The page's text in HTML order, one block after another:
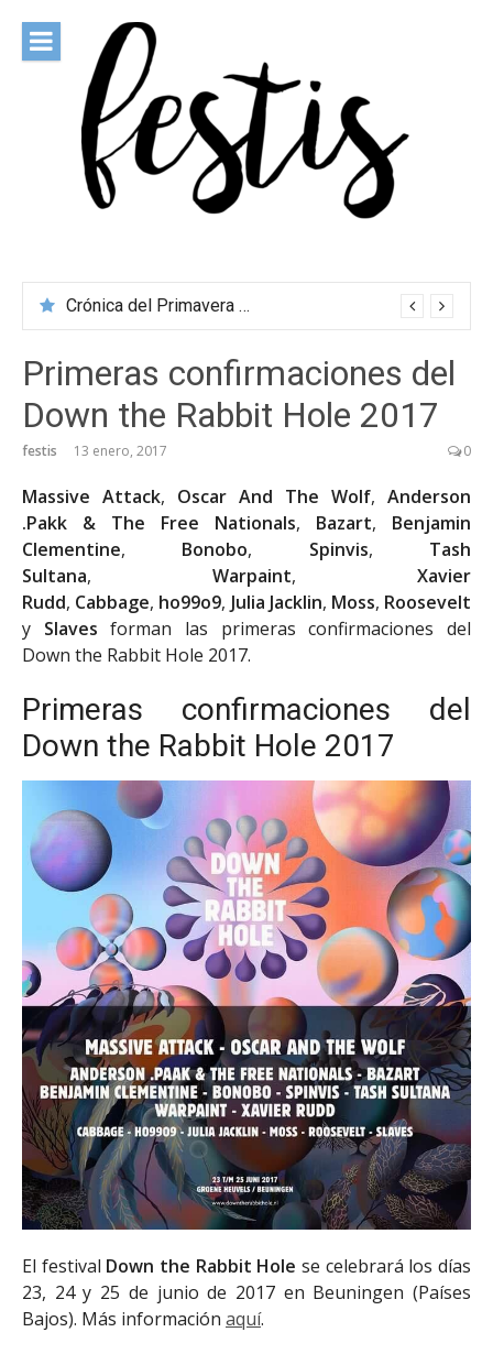
contenido
Crónica del Primavera Sound Porto 2026
Primeras confirmaciones del
Down the Rabbit Hole 2017
festis 13 enero, 2017 0
Massive Attack, Oscar And The Wolf, Anderson
.Pakk & The Free Nationals, Bazart, Benjamin
Clementine, Bonobo, Spinvis, Tash
Sultana, Warpaint, Xavier
Rudd, Cabbage, ho99o9, Julia Jacklin, Moss, Roosevelt
y Slaves forman las primeras confirmaciones del
Down the Rabbit Hole 2017.
Primeras confirmaciones del
Down the Rabbit Hole 2017
El festival Down the Rabbit Hole se celebrará los días
23, 24 y 25 de junio de 2017 en Beuningen (Países
Bajos). Más información aquí.